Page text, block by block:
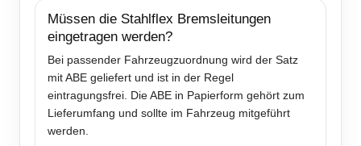
Müssen die Stahlflex Bremsleitungen
eingetragen werden?
Bei passender Fahrzeugzuordnung wird der Satz
mit ABE geliefert und ist in der Regel
eintragungsfrei. Die ABE in Papierform gehört zum
Lieferumfang und sollte im Fahrzeug mitgeführt
werden.